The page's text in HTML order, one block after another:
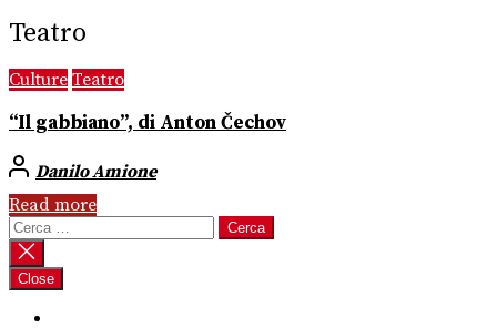
Teatro
Culture Teatro
“Il gabbiano”, di Anton Čechov
Danilo Amione
Read more
Ricerca
per:
Close